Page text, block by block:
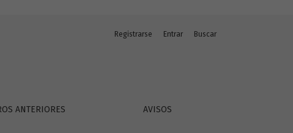
ANTERIORES AVISOS
Registrarse Entrar Buscar